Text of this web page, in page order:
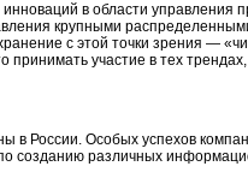
в области управления
крупными
с этой точки зрения —
принимать участие в тех
России. Особых успехов
созданию различных